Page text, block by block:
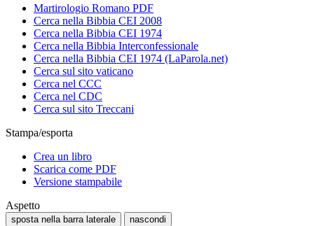
Martirologio Romano PDF
Cerca nella Bibbia CEI 2008
Cerca nella Bibbia CEI 1974
Cerca nella Bibbia Interconfessionale
Cerca nella Bibbia CEI 1974 (LaParola.net)
Cerca sul sito vaticano
Cerca nel CCC
Cerca nel CDC
Cerca sul sito Treccani
Stampa/esporta
Crea un libro
Scarica come PDF
Versione stampabile
Aspetto
sposta nella barra laterale nascondi